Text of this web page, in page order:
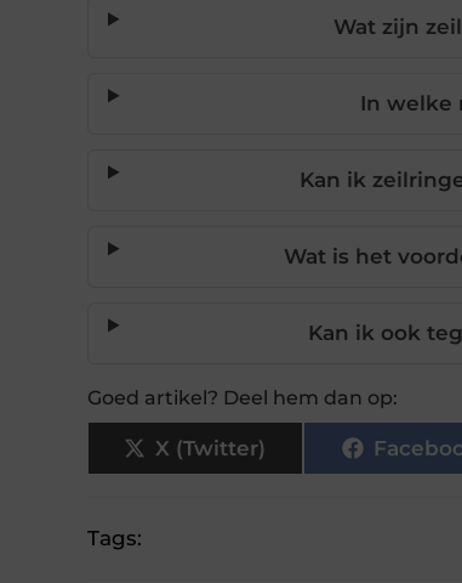
Wat zijn
In welke
Kan ik
Wat is het
Kan ik ook
Goed artikel? Deel hem dan op:
X (Twitter)
Tags: